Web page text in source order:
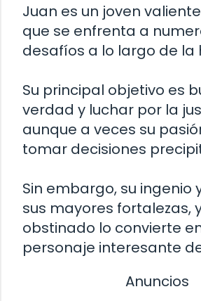
Juan es un joven
que se enfrenta a
desafíos a lo largo de la
Su principal objetivo es
verdad y luchar por la
aunque a veces su
tomar decisiones
Sin embargo, su ingenio
sus mayores fortalezas,
obstinado lo convierte
personaje interesante
Anuncios